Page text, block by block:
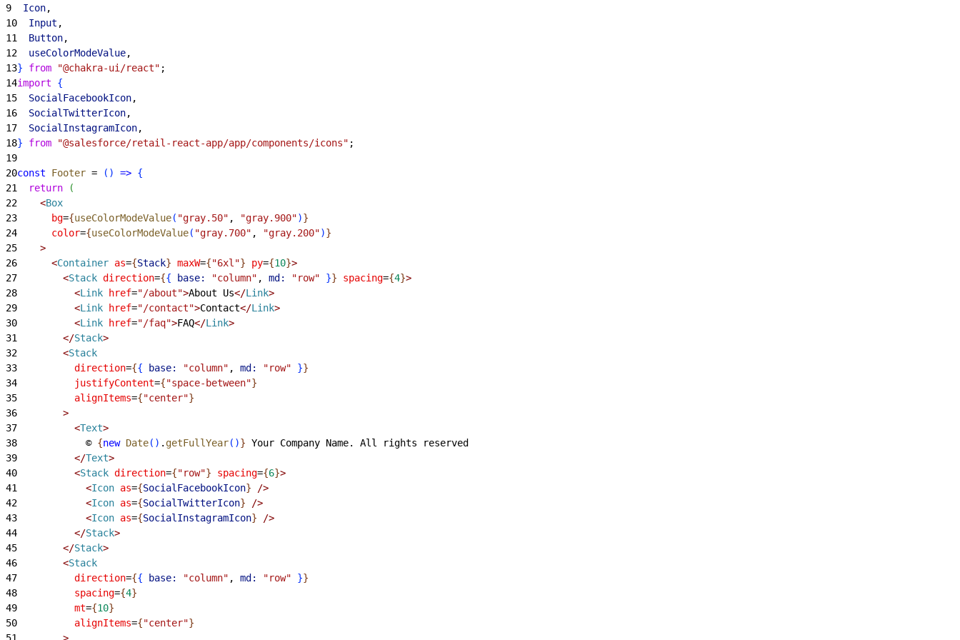
9
  Icon
,
10
  Input
,
11
  Button
,
12
  useColorModeValue
,
13} from "@chakra-ui/react" ;
14import
{
15
  SocialFacebookIcon
,
16
  SocialTwitterIcon
,
17
  SocialInstagramIcon
,
18} from "@salesforce/retail-react-app/app/components/icons" ;
19
20const Footer = ( ) => {
21
  return
(
22
<Box
23
      bg
={useColorModeValue( "gray.50" , "gray.900")}
24
      color
={useColorModeValue( "gray.700" , "gray.200")}
25
>
26
<Container as={Stack} maxW={"6xl"} py={10}>
27
<Stack direction={{ base: "column" , md: "row" }} spacing={4}>
28
<Link href="/about">About Us</Link>
29
<Link href="/contact">Contact</Link>
30
<Link href="/faq">FAQ</Link>
31
</Stack>
32
<Stack
33
          direction
={{ base: "column" , md: "row" }}
34
          justifyContent
={"space-between"}
35
          alignItems
={"center"}
36
>
37
<Text>
38
            ©
{new Date( ) . getFullYear( )} Your Company Name. All rights reserved
39
</Text>
40
<Stack direction={"row"} spacing={6}>
41
<Icon as={SocialFacebookIcon} />
42
<Icon as={SocialTwitterIcon} />
43
<Icon as={SocialInstagramIcon} />
44
</Stack>
45
</Stack>
46
<Stack
47
          direction
={{ base: "column" , md: "row" }}
48
          spacing
={4}
49
          mt
={10}
50
          alignItems
={"center"}